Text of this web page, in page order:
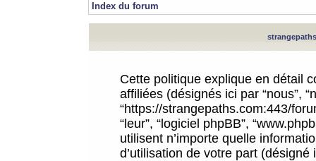
Index du forum
Cette politique explique en détail
affiliées (désignés ici par “nous”,
“https://strangepaths.com:443/
“leur”, “logiciel phpBB”,
utilisent n’importe quelle
d’utilisation de votre part (désigné